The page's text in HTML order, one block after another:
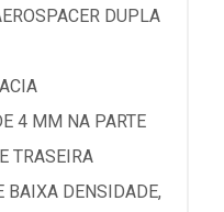
DUPLA
4 MM NA PARTE
TRASEIRA
BAIXA DENSIDADE,